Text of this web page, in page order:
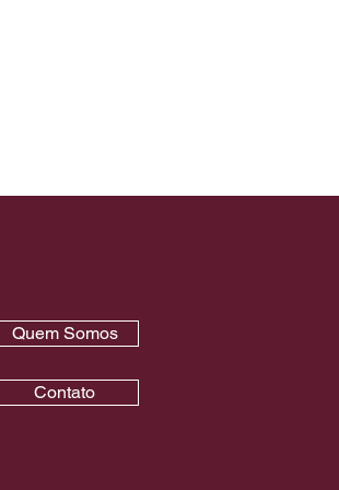
Quem Somos
Contato